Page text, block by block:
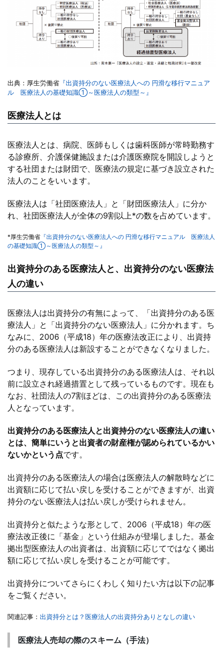
出典：厚生労働省 『出資持分のない医療法人への 円滑な移行マニュア
ル 医療法人の基礎知識①～医療法人の類型～』
医療法人とは
医療法人とは、病院、医師もしくは歯科医師が常時勤務す
る診療所、介護保健施設または介護医療院を開設しようと
する社団または財団で、医療法の規定に基づき設立された
法人のことをいいます。
医療法人は「社団医療法人」と「財団医療法人」に分か
れ、社団医療法人が全体の9割以上*の数を占めています。
*厚生労働省 『出資持分のない医療法人への 円滑な移行マニュアル 医療法人
の基礎知識①～医療法人の類型～』
出資持分のある医療法人と、出資持分のない医療法
人の違い
医療法人は出資持分の有無によって、「出資持分のある医
療法人」と「出資持分のない医療法人」に分かれます。ち
なみに、2006（平成18）年の医療法改正により、出資持
分のある医療法人は新設することができなくなりました。
つまり、現存している出資持分のある医療法人は、それ以
前に設立され経過措置として残っているものです。現在も
なお、社団法人の7割ほどは、この出資持分のある医療法
人となっています。
出資持分のある医療法人と出資持分のない医療法人の違い
とは、簡単にいうと出資者の財産権が認められているかい
ないかという点です。
出資持分のある医療法人の場合は医療法人の解散時などに
出資額に応じて払い戻しを受けることができますが、出資
持分のない医療法人は払い戻しが受けられません。
出資持分と似たような形として、2006（平成18）年の医
療法改正後に「基金」という仕組みが登場しました。基金
拠出型医療法人の出資者は、出資額に応じてではなく拠出
額に応じて払い戻しを受けることが可能です。
出資持分についてさらにくわしく知りたい方は以下の記事
をご覧ください。
関連記事： 出資持分とは？医療法人の出資持分ありとなしの違い
医療法人売却の際のスキーム（手法）